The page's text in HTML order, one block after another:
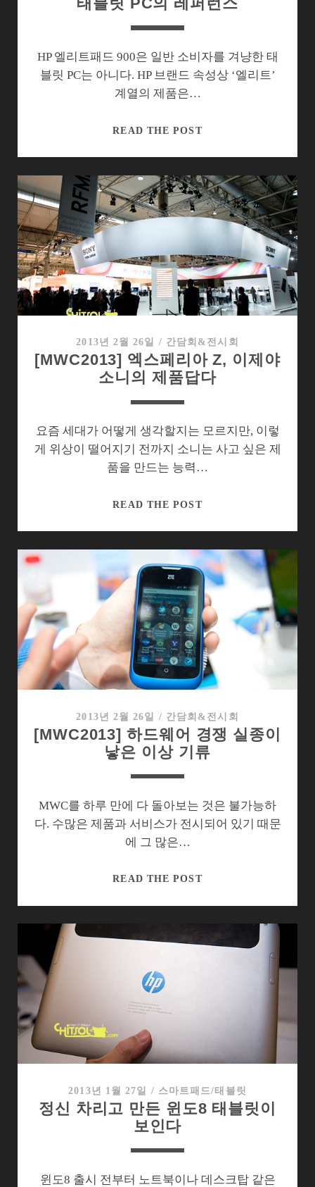
되
지
것
HP 엘리트패드 900은 일반 소비자를 겨냥한 태
블릿 PC는 아니다. HP 브랜드 속성상 ‘엘리트’
계열의 제품은…
READ THE POSTHP
트
패
드
업
무
용
윈
8
태
블
의
레
스
2013년 2월 26일 / 간담회&전시회
[MWC2013] 엑스페리아 Z, 이제야
소니의 제품답다
요즘 세대가 어떻게 생각할지는 모르지만, 이렇
게 위상이 떨어지기 전까지 소니는 사고 싶은 제
품을 만드는 능력…
READ THE POST[MWC2013]
페
리
아
Z,
이
제
야
소
의
제
품
2013년 2월 26일 / 간담회&전시회
[MWC2013] 하드웨어 경쟁 실종이
낳은 이상 기류
MWC를 하루 만에 다 돌아보는 것은 불가능하
다. 수많은 제품과 서비스가 전시되어 있기 때문
에 그 많은…
READ THE POST[MWC2013]
어
낳
이
상
2013년 1월 27일 / 스마트패드/태블릿
정신 차리고 만든 윈도8 태블릿이
보인다
윈도8 출시 전부터 노트북이나 데스크탑 같은